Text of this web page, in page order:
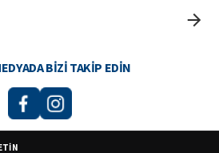
BIZI TAKIP EDIN